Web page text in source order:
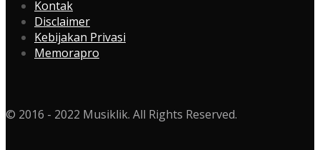
Kontak
Disclaimer
Kebijakan Privasi
Memorapro
© 2016 - 2022 Musiklik. All Rights Reserved.